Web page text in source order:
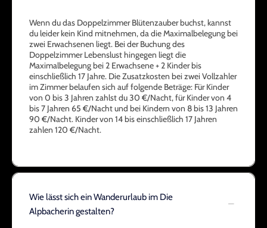
Wenn du das Doppelzimmer Blütenzauber buchst, kannst
du leider kein Kind mitnehmen, da die Maximalbelegung bei
zwei Erwachsenen liegt. Bei der Buchung des
Doppelzimmer Lebenslust hingegen liegt die
Maximalbelegung bei 2 Erwachsene + 2 Kinder bis
einschließlich 17 Jahre. Die Zusatzkosten bei zwei Vollzahler
im Zimmer belaufen sich auf folgende Beträge: Für Kinder
von 0 bis 3 Jahren zahlst du 30 €/Nacht, für Kinder von 4
bis 7 Jahren 65 €/Nacht und bei Kindern von 8 bis 13 Jahren
90 €/Nacht. Kinder von 14 bis einschließlich 17 Jahren
zahlen 120 €/Nacht.
Wie lässt sich ein Wanderurlaub im Die
Alpbacherin gestalten?